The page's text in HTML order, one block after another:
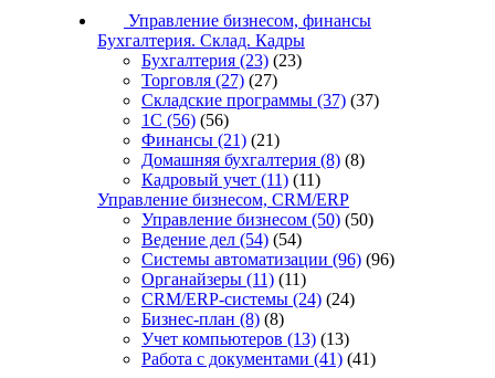
Управление бизнесом, финансы
Бухгалтерия. Склад. Кадры
Бухгалтерия (23) (23)
Торговля (27) (27)
Складские программы (37) (37)
1С (56) (56)
Финансы (21) (21)
Домашняя бухгалтерия (8) (8)
Кадровый учет (11) (11)
Управление бизнесом, CRM/ERP
Управление бизнесом (50) (50)
Ведение дел (54) (54)
Системы автоматизации (96) (96)
Органайзеры (11) (11)
CRM/ERP-системы (24) (24)
Бизнес-план (8) (8)
Учет компьютеров (13) (13)
Работа с документами (41) (41)